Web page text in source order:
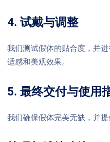
4. 试戴与调整
我们测试假体的贴合度，并
适感和美观效果。
5. 最终交付与使用
我们确保假体完美无缺，并提